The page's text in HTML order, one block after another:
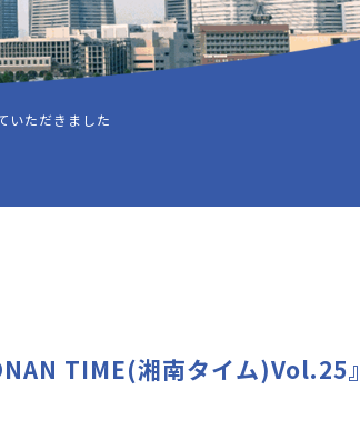
いただきました
TIME(湘南タイム)Vol.25